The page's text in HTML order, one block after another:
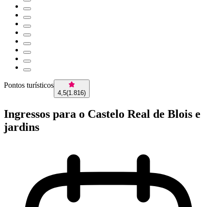
Pontos turísticos
4,5(1.816)
Ingressos para o Castelo Real de Blois e
jardins